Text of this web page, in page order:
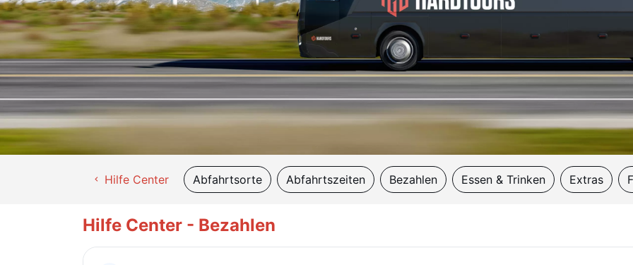
chevron_left Hilfe Center Abfahrtsorte Abfahrtszeiten Bezahlen Essen & Trinken Extras
Hilfe Center - Bezahlen